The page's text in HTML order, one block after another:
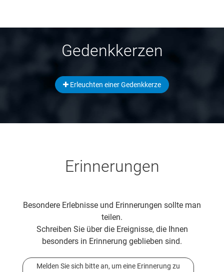
Gedenkkerzen
Erleuchten einer Gedenkkerze
Erinnerungen
Besondere Erlebnisse und Erinnerungen sollte man
teilen.
Schreiben Sie über die Ereignisse, die Ihnen
besonders in Erinnerung geblieben sind.
Melden Sie sich bitte an, um eine Erinnerung zu